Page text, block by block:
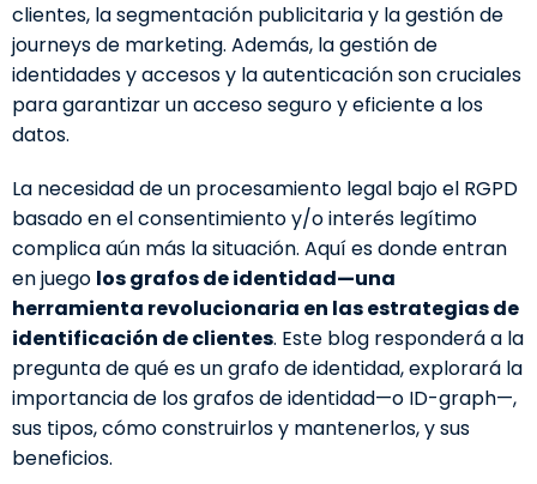
clientes, la segmentación publicitaria y la gestión de
journeys de marketing. Además, la gestión de
identidades y accesos y la autenticación son cruciales
para garantizar un acceso seguro y eficiente a los
datos.
La necesidad de un procesamiento legal bajo el RGPD
basado en el consentimiento y/o interés legítimo
complica aún más la situación. Aquí es donde entran
en juego los grafos de identidad—una
herramienta revolucionaria en las estrategias de
identificación de clientes. Este blog responderá a la
pregunta de qué es un grafo de identidad, explorará la
importancia de los grafos de identidad—o ID-graph—,
sus tipos, cómo construirlos y mantenerlos, y sus
beneficios.